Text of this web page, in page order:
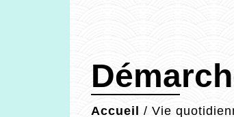
Accueil / Vie